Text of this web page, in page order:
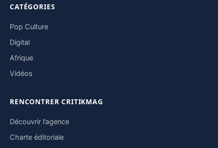
CATÉGORIES
Pop Culture
Digital
Afrique
Vidéos
RENCONTRER CRITIKMAG
Découvrir l’agence
Charte éditoriale